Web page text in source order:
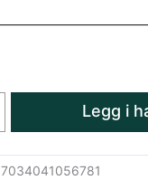
Legg i
7034041056781